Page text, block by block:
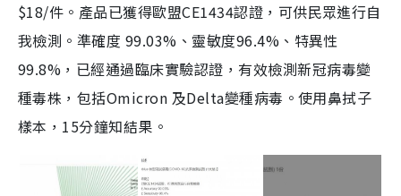
$18/件。產品已獲得歐盟CE1434認證，可供民眾進行自
我檢測。準確度 99.03%、靈敏度96.4%、特異性
99.8%，已經通過臨床實驗認證，有效檢測新冠病毒變
種毒株，包括Omicron 及Delta變種病毒。使用鼻拭子
樣本，15分鐘知結果。